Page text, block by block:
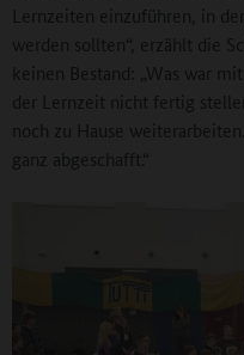
Lernzeiten einzuführen, in
werden sollten“, erzählt die
keinen Bestand: „Was war
der Lernzeit nicht fertig
noch zu Hause
ganz abgeschafft.“